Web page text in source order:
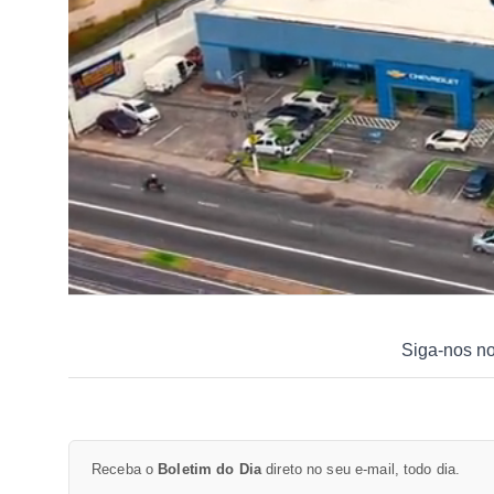
Siga-nos
Receba o Boletim do Diadireto no seu e-mail, todo dia.